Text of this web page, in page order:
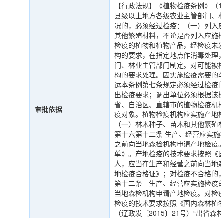
审批依据
【行政法规】《植物检疫条例》
县级以上地方各级农业主管部门
况的，必须经过检疫：（一）列
其他繁殖材料，不论是否列入应
检疫的植物和植物产品，经检疫
构的要求，在指定地点作消毒处
门、林业主管部门制定。对可能
构的要求处理。因实施检疫需要
运本条例第七条规定必须经过检
出检疫要求；调出单位必须根据
省、自治区、直辖市的植物检疫
疫对象。植物检疫机构应实施产
（一）林木种子、苗木和其他繁
第十六第十二条 生产、经营应实
之前向当地森检机构申请产地检
单》。产地检疫的技术要求按照
人，应当在生产和经营之前向当
地检疫合格证》；对检疫不合格
第十二条 生产、经营应实施检疫
当地森检机构申请产地检疫。对
检疫的技术要求按照《国内森林
（辽政发〔2015〕21号）“出省